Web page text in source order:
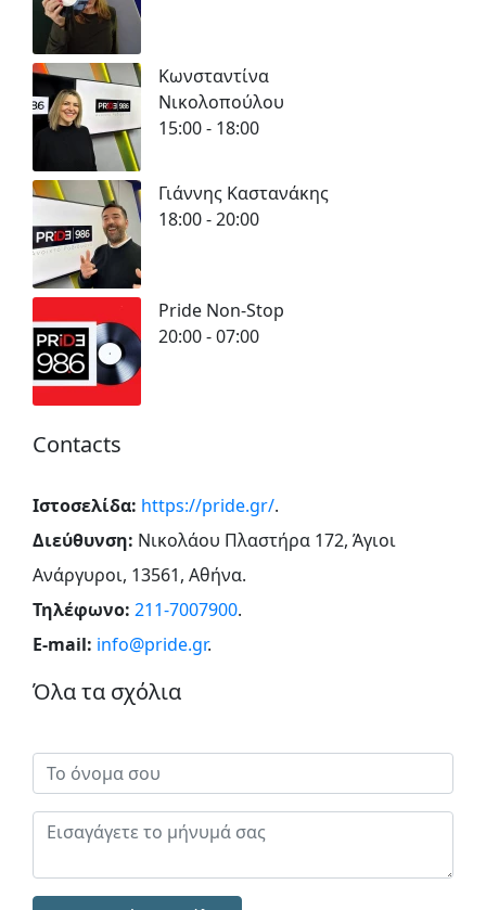
Κωνσταντίνα
Νικολοπούλου
15:00 - 18:00
Γιάννης Καστανάκης
18:00 - 20:00
Pride Non-Stop
20:00 - 07:00
Contacts
Ιστοσελίδα: https://pride.gr/.
Διεύθυνση: Νικολάου Πλαστήρα 172, Άγιοι
Ανάργυροι, 13561, Αθήνα.
Τηλέφωνο: 211-7007900.
E-mail: info@pride.gr.
Όλα τα σχόλια